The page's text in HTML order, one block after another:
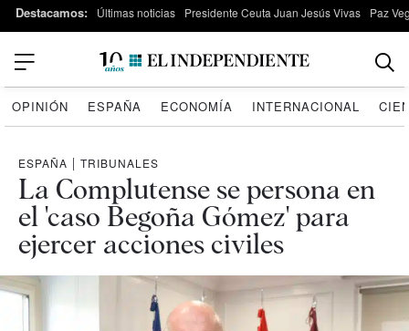
Destacamos: Últimas noticias Presidente Ceuta Juan Jesús Vivas Paz
OPINIÓN ESPAÑA ECONOMÍA INTERNACIONAL
ESPAÑA | TRIBUNALES
La Complutense se persona en
el 'caso Begoña Gómez' para
ejercer acciones civiles